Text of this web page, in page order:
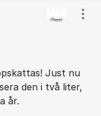
Just nu
den i två liter,
år.